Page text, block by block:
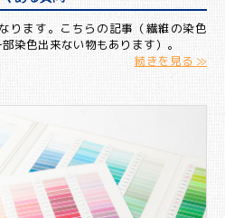
ります。こちらの記事（繊維の染色
染色出来ない物もあります）。
続きを見る ≫